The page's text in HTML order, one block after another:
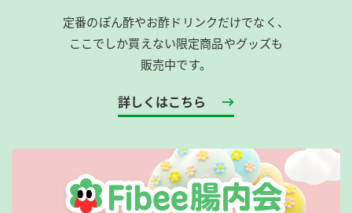
定番のぽん酢やお酢ドリンクだけでなく、
ここでしか買えない限定商品やグッズも
販売中です。
詳しくはこちら